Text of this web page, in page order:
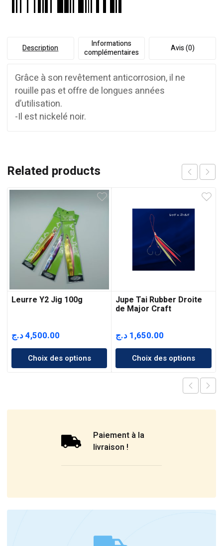
Description
Informations
complémentaires
Avis (0)
Grâce à son revêtement anticorrosion, il ne
rouille pas et offre de longues années
d’utilisation.
-Il est nickelé noir.
Related products
Leurre Y2 Jig 100g
4,500.00د.ج
Choix des options
Jupe Tai Rubber Droite
de Major Craft
1,650.00 د.ج
Choix des options
Paiement à la
livraison !